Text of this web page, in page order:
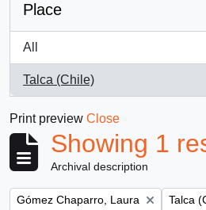
Place
All
Talca (Chile)
, 1 results
Print preview Close
Showing 1
Archival description
Remove filter:
Gómez Chaparro, Laura
Talca